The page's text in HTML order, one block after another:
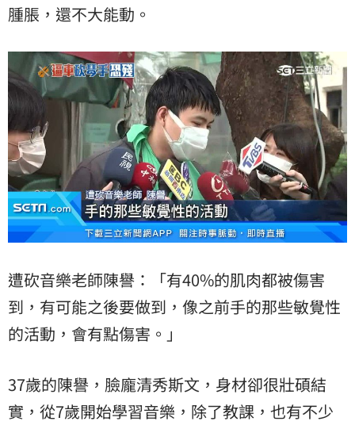
腫脹，還不大能動。
遭砍音樂老師陳譽：「有40%的肌肉都被傷害
到，有可能之後要做到，像之前手的那些敏覺性
的活動，會有點傷害。」
37歲的陳譽，臉龐清秀斯文，身材卻很壯碩結
實，從7歲開始學習音樂，除了教課，也有不少